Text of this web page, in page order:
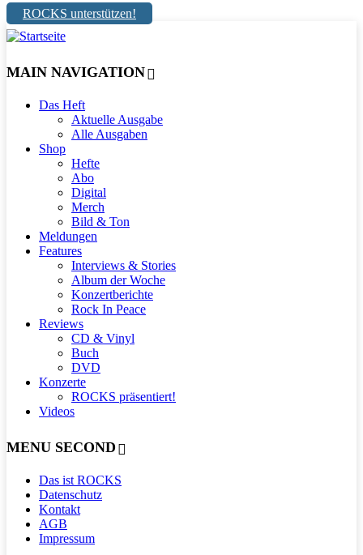
ROCKS unterstützen!
MAIN NAVIGATION
Das Heft
Aktuelle Ausgabe
Alle Ausgaben
Shop
Hefte
Abo
Digital
Merch
Bild & Ton
Meldungen
Features
Interviews & Stories
Album der Woche
Konzertberichte
Rock In Peace
Reviews
CD & Vinyl
Buch
DVD
Konzerte
ROCKS präsentiert!
Videos
MENU SECOND
Das ist ROCKS
Datenschutz
Kontakt
AGB
Impressum